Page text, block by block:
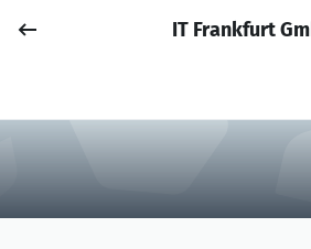
IT Frankfurt